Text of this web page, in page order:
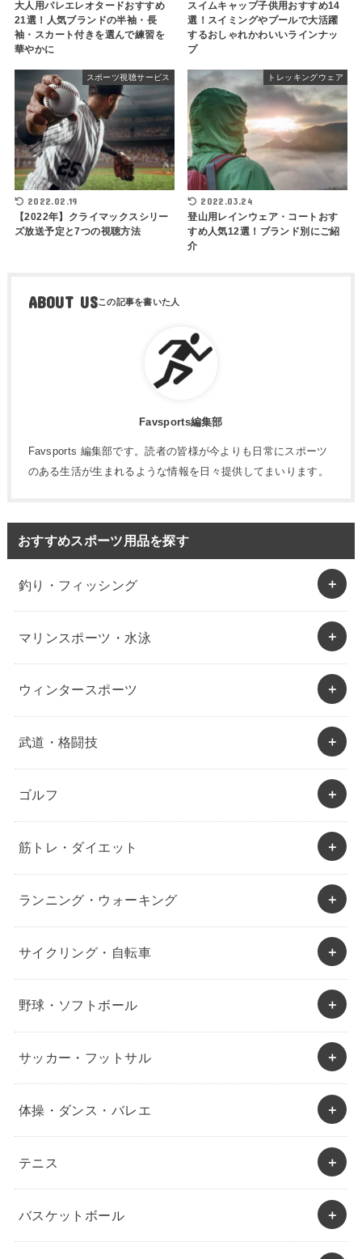
大人用バレエレオタードおすすめ
21選！人気ブランドの半袖・長
袖・スカート付きを選んで練習を
華やかに
スイムキャップ子供用おすすめ14
選！スイミングやプールで大活躍
するおしゃれかわいいラインナッ
プ
スポーツ視聴サービス
2022.02.19
【2022年】クライマックスシリー
ズ放送予定と7つの視聴方法
トレッキングウェア
2022.03.24
登山用レインウェア・コートおす
すめ人気12選！ブランド別にご紹
介
ABOUT US
Favsports編集部
Favsports 編集部です。読者の皆様が今よりも日常にスポーツ
のある生活が生まれるような情報を日々提供してまいります。
おすすめスポーツ用品を探す
釣り・フィッシング
マリンスポーツ・水泳
ウィンタースポーツ
武道・格闘技
ゴルフ
筋トレ・ダイエット
ランニング・ウォーキング
サイクリング・自転車
野球・ソフトボール
サッカー・フットサル
体操・ダンス・バレエ
テニス
バスケットボール